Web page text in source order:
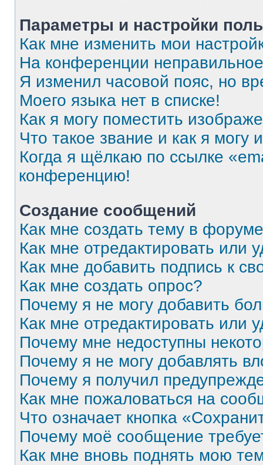
Параметры и настройки
Как мне изменить мои
На конференции
Я изменил часовой пояс, но
Моего языка нет в списке!
Как я могу поместить
Что такое звание и как я могу
Когда я щёлкаю по ссылке
конференцию!
Создание сообщений
Как мне создать тему в
Как мне отредактировать или
Как мне добавить подпись к
Как мне создать опрос?
Почему я не могу добавить
Как мне отредактировать или
Почему мне недоступны
Почему я не могу добавлять
Почему я получил
Как мне пожаловаться на
Что означает кнопка
Почему моё сообщение
Как мне вновь поднять мою